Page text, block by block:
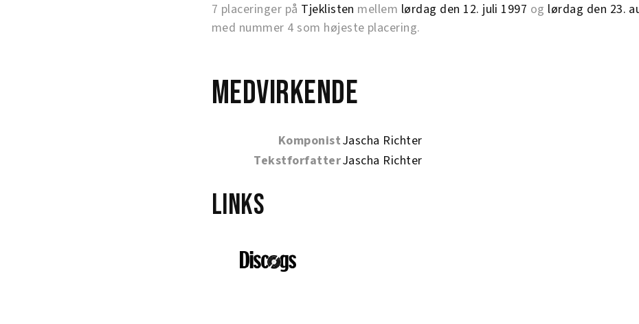
7 placeringer på Tjeklisten mellem lørdag den 12. juli 1997 og lørdag den 23.
med nummer 4 som højeste placering.
Medvirkende
KomponistJascha Richter
TekstforfatterJascha Richter
Links